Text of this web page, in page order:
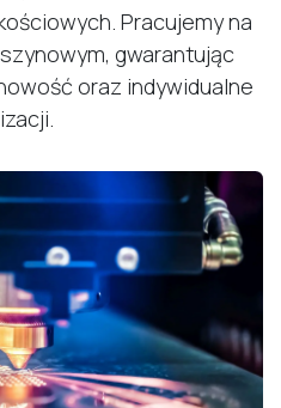
Pracujemy na
gwarantując
oraz indywidualne